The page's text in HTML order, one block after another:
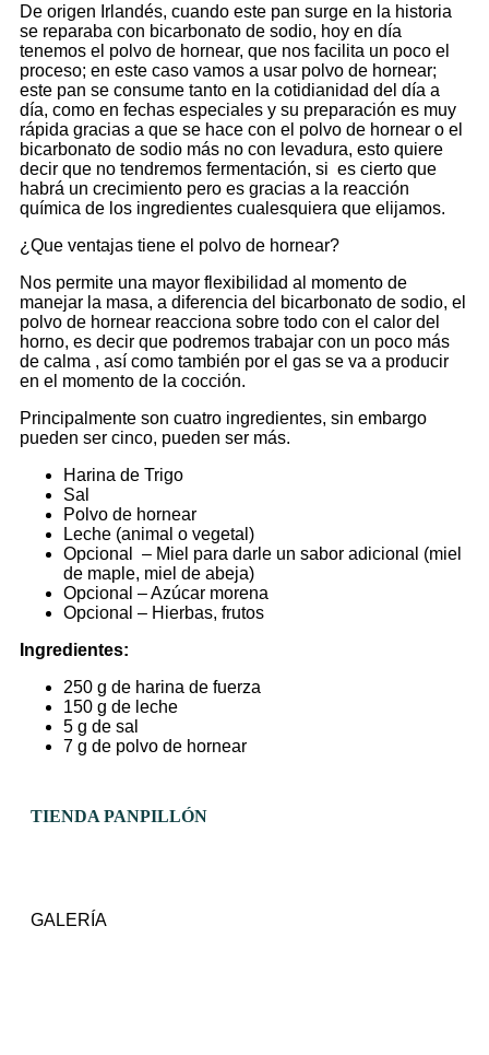
De origen Irlandés, cuando este pan surge en la historia
se reparaba con bicarbonato de sodio, hoy en día
tenemos el polvo de hornear, que nos facilita un poco el
proceso; en este caso vamos a usar polvo de hornear;
este pan se consume tanto en la cotidianidad del día a
día, como en fechas especiales y su preparación es muy
rápida gracias a que se hace con el polvo de hornear o el
bicarbonato de sodio más no con levadura, esto quiere
decir que no tendremos fermentación, si es cierto que
habrá un crecimiento pero es gracias a la reacción
química de los ingredientes cualesquiera que elijamos.
¿Que ventajas tiene el polvo de hornear?
Nos permite una mayor flexibilidad al momento de
manejar la masa, a diferencia del bicarbonato de sodio, el
polvo de hornear reacciona sobre todo con el calor del
horno, es decir que podremos trabajar con un poco más
de calma , así como también por el gas se va a producir
en el momento de la cocción.
Principalmente son cuatro ingredientes, sin embargo
pueden ser cinco, pueden ser más.
Harina de Trigo
Sal
Polvo de hornear
Leche (animal o vegetal)
Opcional – Miel para darle un sabor adicional (miel
de maple, miel de abeja)
Opcional – Azúcar morena
Opcional – Hierbas, frutos
Ingredientes:
250 g de harina de fuerza
150 g de leche
5 g de sal
7 g de polvo de hornear
TIENDA PANPILLÓN
GALERÍA